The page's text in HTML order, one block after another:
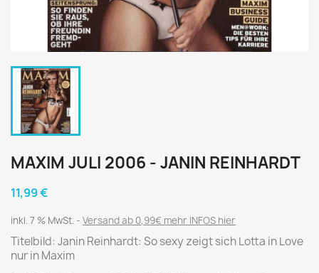
MAXIM JULI 2006 - JANIN REINHARDT
11,99 €
inkl. 7 % MwSt. Versand ab 0,99€ mehr INFOS hier
Titelbild: Janin Reinhardt: So sexy zeigt sich Lotta in Love
nur in Maxim